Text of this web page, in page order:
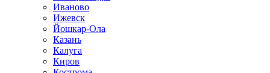
Иваново
Ижевск
Йошкар-Ола
Казань
Калуга
Киров